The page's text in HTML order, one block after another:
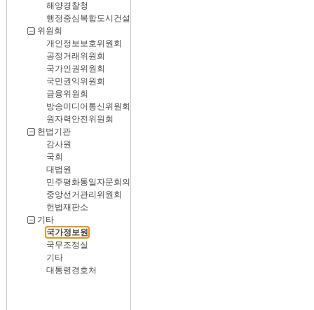
해양경찰청
행정중심복합도시건설청
위원회
개인정보보호위원회
공정거래위원회
국가인권위원회
국민권익위원회
금융위원회
방송미디어통신위원회
원자력안전위원회
헌법기관
감사원
국회
대법원
민주평화통일자문회의
중앙선거관리위원회
헌법재판소
기타
국가정보원
국무조정실
기타
대통령경호처